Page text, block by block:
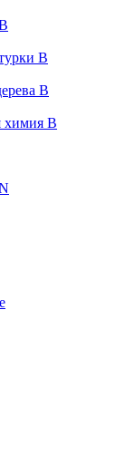
В
В
химия В